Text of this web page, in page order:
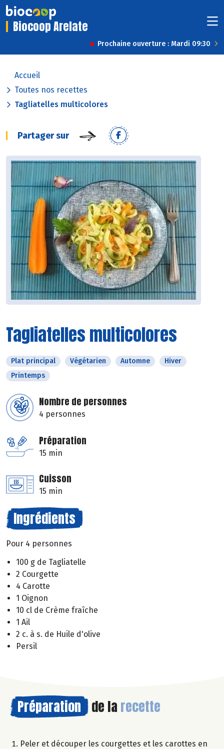
Biocoop Arelate
Prochaine ouverture : Mardi 09:30
Accueil
Toutes nos recettes
Tagliatelles multicolores
Partager sur
Tagliatelles multicolores
Plat principal Végétarien Automne
Hiver
Printemps
Nombre de personnes
4 personnes
Préparation
15 min
Cuisson
15 min
Ingrédients
Pour 4 personnes
100 g de Tagliatelle
2 Courgette
4 Carotte
1 Oignon
10 cl de Crème fraîche
1 Ail
2 c. à s. de Huile d'olive
Persil
Préparation de la recette
Peler et découper les courgettes et les carottes en